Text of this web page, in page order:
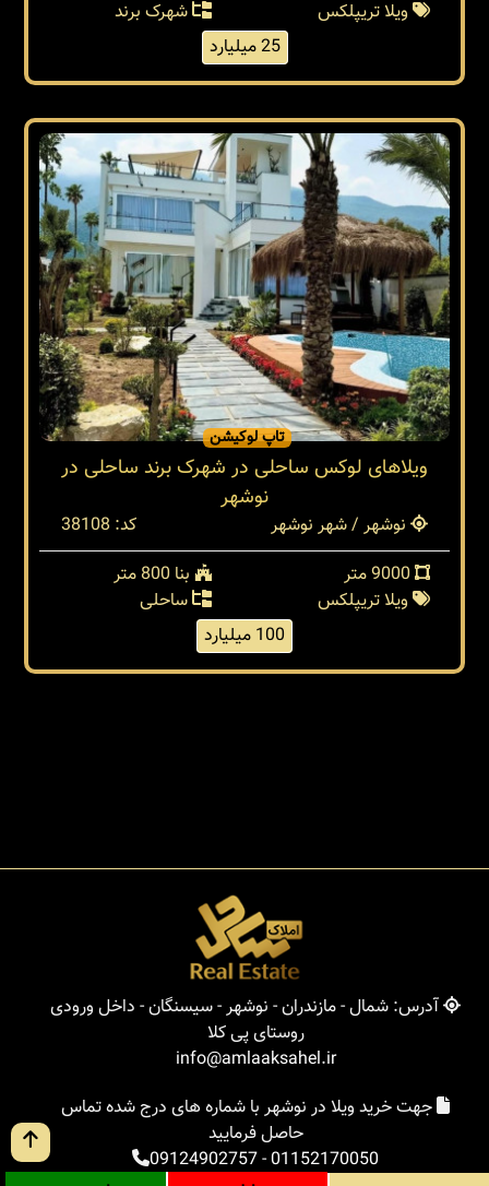
ویلا تریپلکس
شهرک برند
25 میلیارد
تاپ لوکیشن
ویلاهای لوکس ساحلی در شهرک برند ساحلی در
نوشهر
نوشهر / شهر نوشهر
کد: 38108
بنا 800 متر
ویلا تریپلکس
ساحلی
100 میلیارد
آدرس: شمال - مازندران - نوشهر - سیسنگان - داخل ورودی
روستای پی کلا
info@amlaaksahel.ir
جهت خرید ویلا در نوشهر با شماره های درج شده تماس
حاصل فرمایید
01152170050
-
09124902757